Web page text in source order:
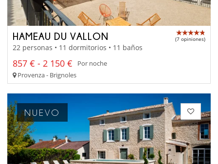
HAMEAU DU VALLON (7 opiniones)
22 personas • 11 dormitorios • 11 baños
857 € - 2 150 €
Por noche
Provenza - Brignoles
NUEVO